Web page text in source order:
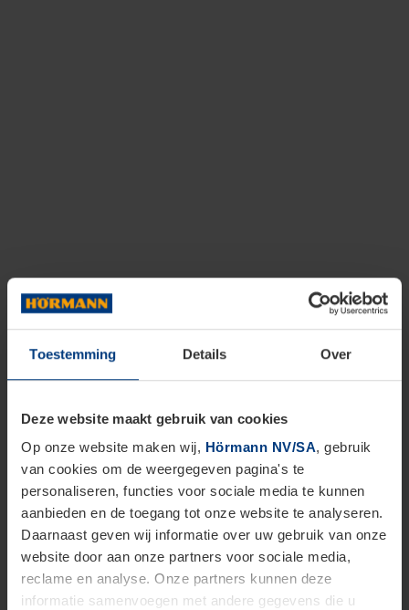
Toestemming Details Over
Deze website maakt gebruik van cookies
Op onze website maken wij, Hörmann NV/SA, gebruik
van cookies om de weergegeven pagina's te
personaliseren, functies voor sociale media te kunnen
aanbieden en de toegang tot onze website te analyseren.
Daarnaast geven wij informatie over uw gebruik van onze
website door aan onze partners voor sociale media,
reclame en analyse. Onze partners kunnen deze
informatie samenvoegen met andere gegevens die u